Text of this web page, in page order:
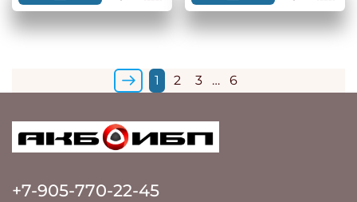
1 2 3 … 6
+7-905-770-22-45